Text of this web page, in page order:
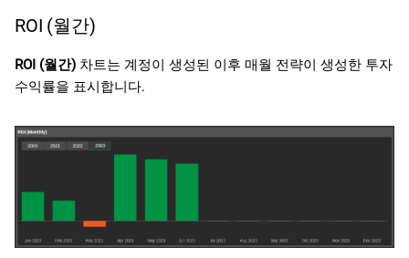
ROI (월간)
ROI (월간) 차트는 계정이 생성된 이후 매월 전략이 생성한 투자
수익률을 표시합니다.